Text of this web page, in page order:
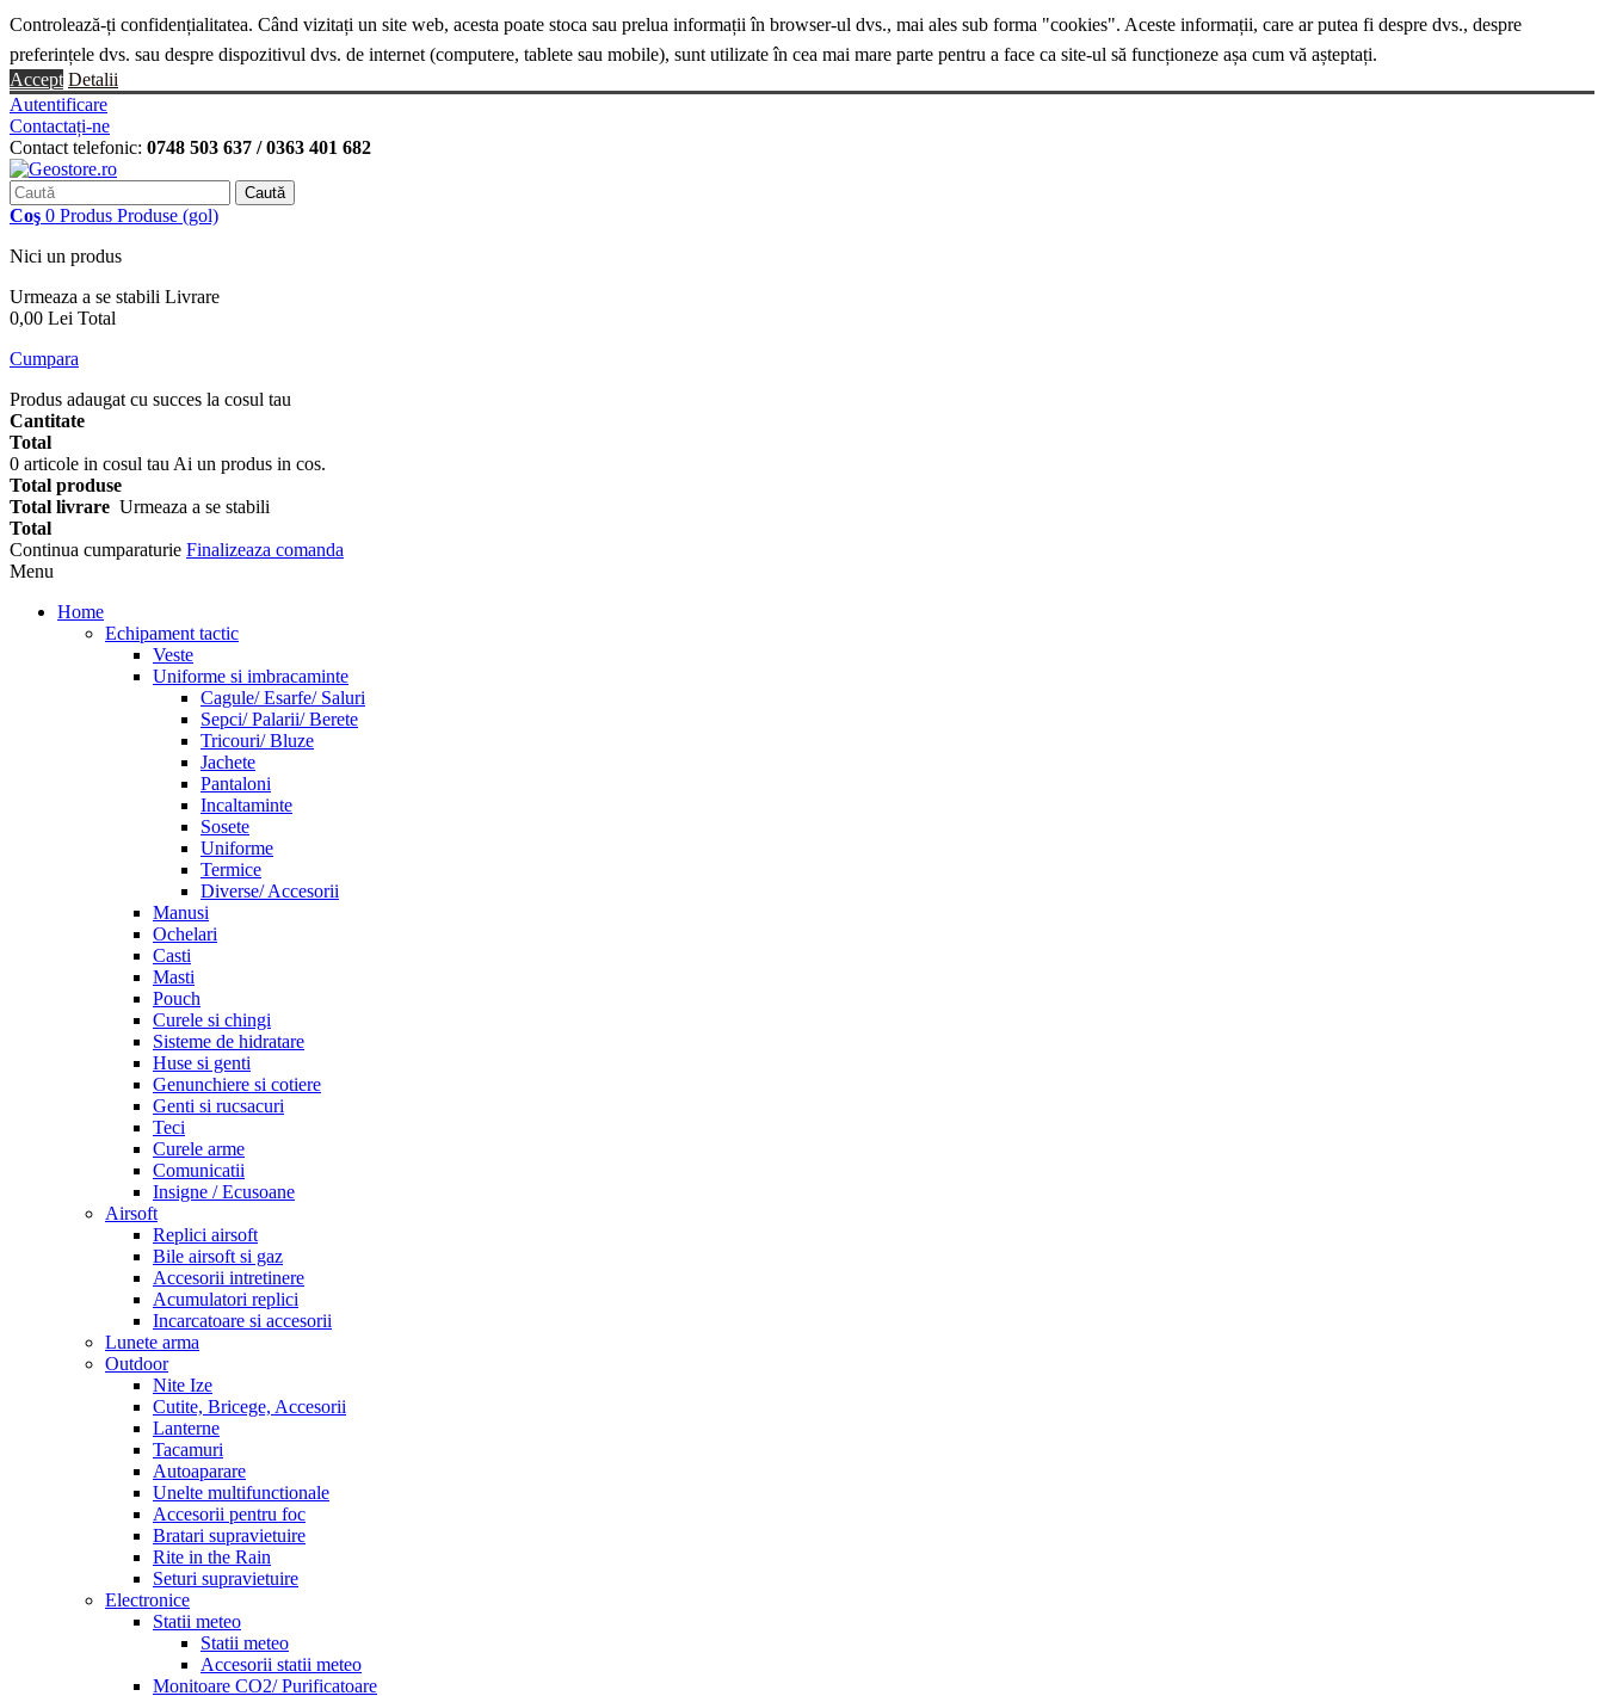
Controlează-ți confidențialitatea. Când vizitați un site web, acesta poate stoca sau prelua informații în browser-ul dvs., mai ales sub forma "cookies". Aceste informații, care ar putea fi despre dvs., despre
preferințele dvs. sau despre dispozitivul dvs. de internet (computere, tablete sau mobile), sunt utilizate în cea mai mare parte pentru a face ca site-ul să funcționeze așa cum vă așteptați.
Accept Detalii
Autentificare
Contactați-ne
Contact telefonic: 0748 503 637 / 0363 401 682
Caută
Coş 0 Produs Produse (gol)
Nici un produs
Urmeaza a se stabili Livrare
0,00 Lei Total
Cumpara
Produs adaugat cu succes la cosul tau
Cantitate
Total
0 articole in cosul tau Ai un produs in cos.
Total produse
Total livrare Urmeaza a se stabili
Total
Continua cumparaturie Finalizeaza comanda
Menu
Home
Echipament tactic
Veste
Uniforme si imbracaminte
Cagule/ Esarfe/ Saluri
Sepci/ Palarii/ Berete
Tricouri/ Bluze
Jachete
Pantaloni
Incaltaminte
Sosete
Uniforme
Termice
Diverse/ Accesorii
Manusi
Ochelari
Casti
Masti
Pouch
Curele si chingi
Sisteme de hidratare
Huse si genti
Genunchiere si cotiere
Genti si rucsacuri
Teci
Curele arme
Comunicatii
Insigne / Ecusoane
Airsoft
Replici airsoft
Bile airsoft si gaz
Accesorii intretinere
Acumulatori replici
Incarcatoare si accesorii
Lunete arma
Outdoor
Nite Ize
Cutite, Bricege, Accesorii
Lanterne
Tacamuri
Autoaparare
Unelte multifunctionale
Accesorii pentru foc
Bratari supravietuire
Rite in the Rain
Seturi supravietuire
Electronice
Statii meteo
Statii meteo
Accesorii statii meteo
Monitoare CO2/ Purificatoare